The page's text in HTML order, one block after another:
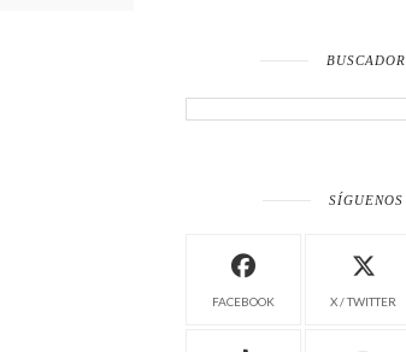
BUSCADOR
SÍGUENOS
FACEBOOK X / TWITTER